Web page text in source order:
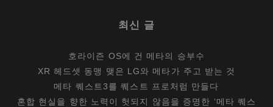
최신 글
호라이즌 OS에 건 메타의 승부수
XR 헤드셋 동맹 맺은 LG와 메타가 주고 받는 것
메타 퀘스트3를 퀘스트 프로처럼 만들다
혼합 현실을 향한 노력이 헛되지 않음을 증명한 ‘메타 퀘스